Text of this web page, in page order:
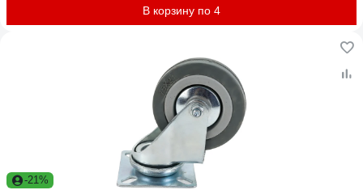
В корзину по 4
-21%